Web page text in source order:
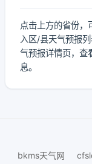
点击上方的省份，
入区/县天气预报
气预报详情页，查
息。
bkms天气网